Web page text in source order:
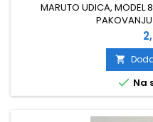
MARUTO UDICA, MODEL

 Na